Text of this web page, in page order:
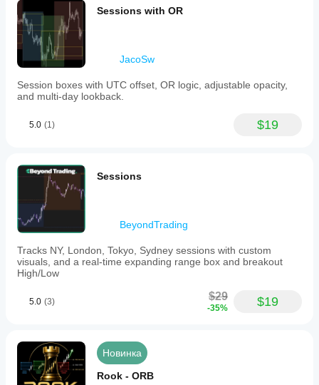
Sessions with OR
JacoSw
Session boxes with UTC offset, OR logic, adjustable opacity,
and multi-day lookback.
5.0 (1) $19
Sessions
BeyondTrading
Tracks NY, London, Tokyo, Sydney sessions with custom
visuals, and a real-time expanding range box and breakout
High/Low
5.0 (3) $29
-35% $19
Новинка
Rook - ORB